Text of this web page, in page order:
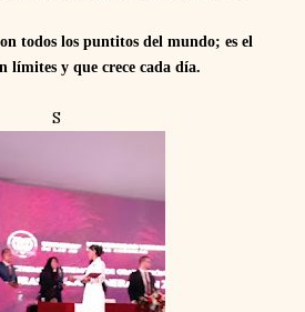
todos los puntitos del mundo; es el
límites y que crece cada día.
S